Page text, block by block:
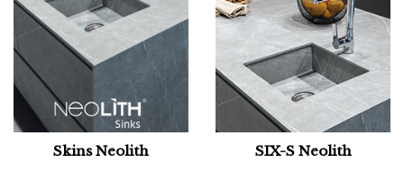
Skins Neolith SIX-S Neolith